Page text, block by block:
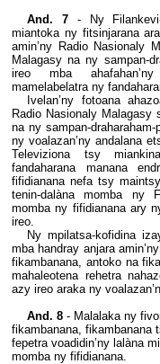
And. 7 -
Ny
miantoka ny fitsinjarana
amin’ny Radio Nasionaly
Malagasy na ny sampan-
ireo mba
mamelabelatra ny
Ivelan’ny fotoana
Radio Nasionaly Malagasy
na ny sampan-
ny voalazan’ny andalana
Televiziona tsy
fandaharana manana
fifidianana nefa tsy
tenin-dalàna momba ny
momba ny fifidianana ary
ireo.
Ny mpilatsa-kofidina
mba handray anjara
fikambanana, antoko na
mahaleotena rehetra
azy ireo araka ny
And. 8 - Malalaka ny
fikambanana, fikambanana
fepetra voadidin’ny lalàna
momba ny fifidianana.